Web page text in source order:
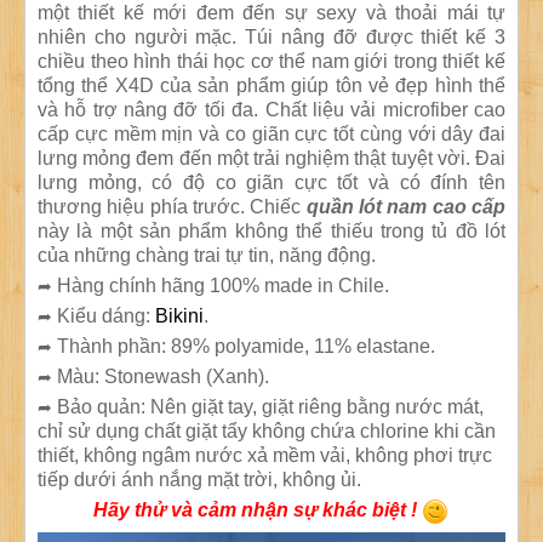
một thiết kế mới đem đến sự sexy và thoải mái tự
nhiên cho người mặc. Túi nâng đỡ được thiết kế 3
chiều theo hình thái học cơ thể nam giới trong thiết kế
tổng thể X4D của sản phẩm giúp tôn vẻ đẹp hình thể
và hỗ trợ nâng đỡ tối đa. Chất liệu vải microfiber cao
cấp cực mềm mịn và co giãn cực tốt cùng với dây đai
lưng mỏng đem đến một trải nghiệm thật tuyệt vời. Đai
lưng mỏng, có độ co giãn cực tốt và có đính tên
thương hiệu phía trước. Chiếc quần lót nam cao cấp
này là một sản phẩm không thể thiếu trong tủ đồ lót
của những chàng trai tự tin, năng động.
➦ Hàng chính hãng 100% made in Chile.
➦ Kiểu dáng: Bikini.
➦ Thành phần: 89% polyamide, 11% elastane.
➦ Màu: Stonewash (Xanh).
➦ Bảo quản: Nên giặt tay, giặt riêng bằng nước mát,
chỉ sử dụng chất giặt tẩy không chứa chlorine khi cần
thiết, không ngâm nước xả mềm vải, không phơi trực
tiếp dưới ánh nắng mặt trời, không ủi.
Hãy thử và cảm nhận sự khác biệt !